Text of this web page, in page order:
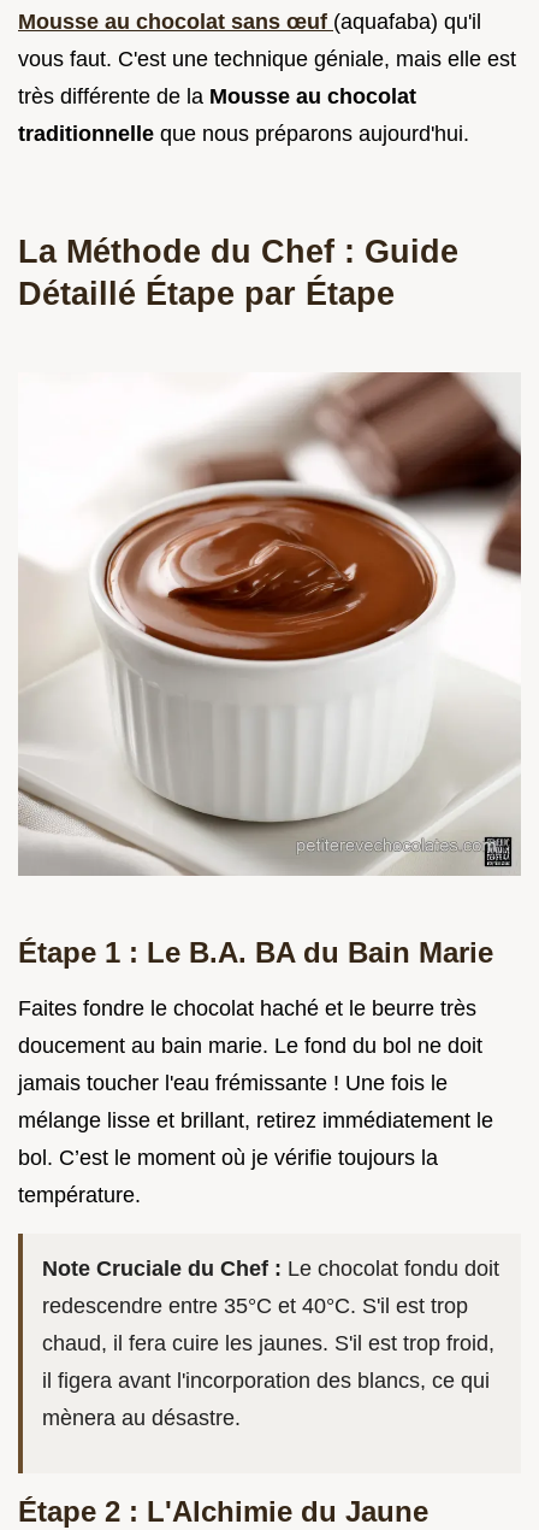
Mousse au chocolat sans œuf (aquafaba) qu'il
vous faut. C'est une technique géniale, mais elle est
très différente de la Mousse au chocolat
traditionnelle que nous préparons aujourd'hui.
La Méthode du Chef : Guide
Détaillé Étape par Étape
Étape 1 : Le B.A. BA du Bain Marie
Faites fondre le chocolat haché et le beurre très
doucement au bain marie. Le fond du bol ne doit
jamais toucher l'eau frémissante ! Une fois le
mélange lisse et brillant, retirez immédiatement le
bol. C’est le moment où je vérifie toujours la
température.
Note Cruciale du Chef : Le chocolat fondu doit
redescendre entre 35°C et 40°C. S'il est trop
chaud, il fera cuire les jaunes. S'il est trop froid,
il figera avant l'incorporation des blancs, ce qui
mènera au désastre.
Étape 2 : L'Alchimie du Jaune